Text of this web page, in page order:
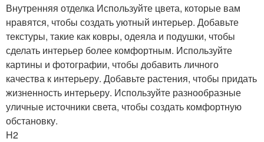
Внутренняя отделка Используйте цвета, которые вам
нравятся, чтобы создать уютный интерьер. Добавьте
текстуры, такие как ковры, одеяла и подушки, чтобы
сделать интерьер более комфортным. Используйте
картины и фотографии, чтобы добавить личного
качества к интерьеру. Добавьте растения, чтобы придать
жизненность интерьеру. Используйте разнообразные
уличные источники света, чтобы создать комфортную
обстановку.
H2